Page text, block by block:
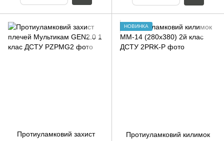
Протиуламковий захист
НОВИНКА
Протиуламковий килимок